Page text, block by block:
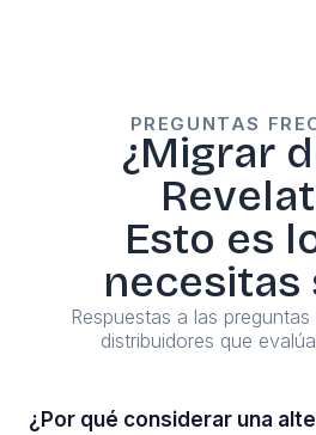
PREGUNTAS
¿Migrar
Esto es
necesitas
Respuestas a las
distribuidores que
¿Por qué considerar una